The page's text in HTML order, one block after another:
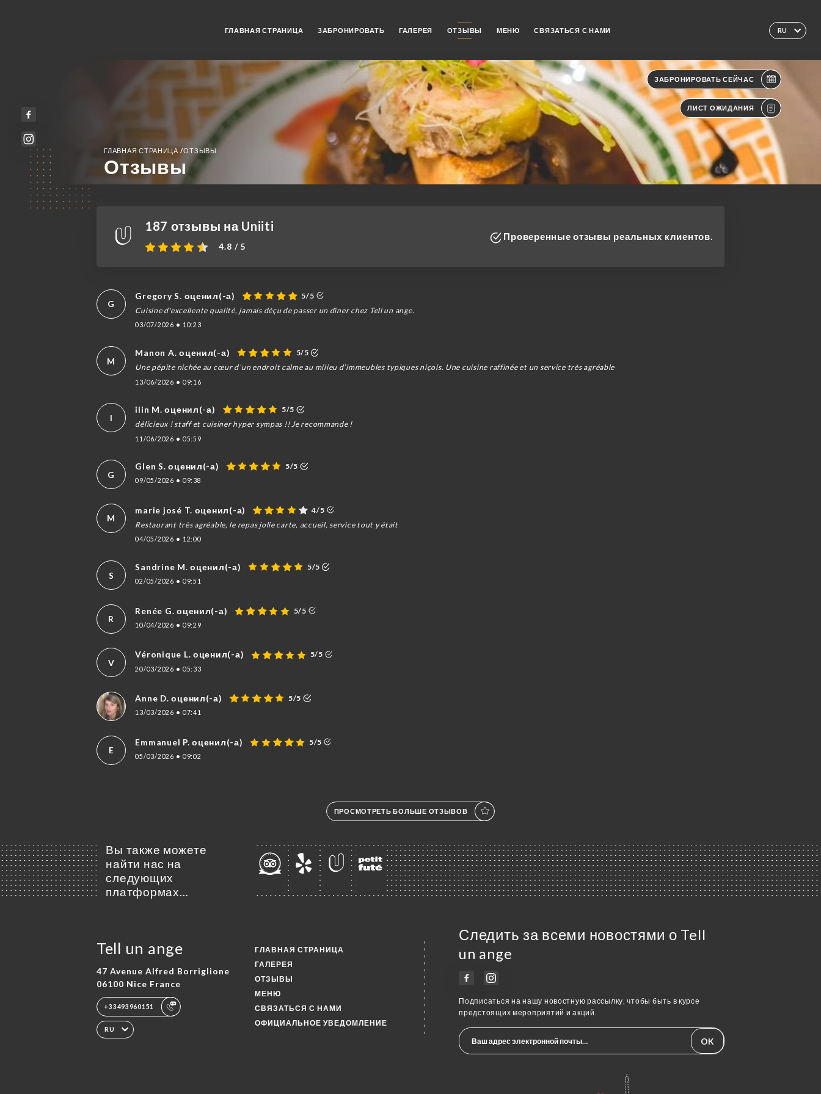
RU
ГЛАВНАЯ СТРАНИЦА ЗАБРОНИРОВАТЬ ГАЛЕРЕЯ ОТЗЫВЫ МЕНЮ СВЯЗАТЬСЯ С НАМИ
ЗАБРОНИРОВАТЬ СЕЙЧАС
ЛИСТ ОЖИДАНИЯ
ГЛАВНАЯ СТРАНИЦА /ОТЗЫВЫ
Отзывы
187 отзывы на Uniiti
4.8 / 5
Проверенные отзывы реальных клиентов.
G
Gregory S. оценил(-а)
5/5
Cuisine d'excellente qualité, jamais déçu de passer un dîner chez Tell un ange.
03/07/2026 • 10:23
M
Manon A. оценил(-а)
5/5
Une pépite nichée au cœur d’un endroit calme au milieu d’immeubles typiques niçois. Une cuisine raffinée et un service très agréable
13/06/2026 • 09:16
I
ilin M. оценил(-а)
5/5
délicieux ! staff et cuisiner hyper sympas !! Je recommande !
11/06/2026 • 05:59
G
Glen S. оценил(-а) 5/5
09/05/2026 • 09:38
M
marie josé T. оценил(-а)
4/5
Restaurant très agréable, le repas jolie carte, accueil, service tout y était
04/05/2026 • 12:00
S
Sandrine M. оценил(-а) 5/5
02/05/2026 • 09:51
R
Renée G. оценил(-а) 5/5
10/04/2026 • 09:29
V
Véronique L. оценил(-а) 5/5
20/03/2026 • 05:33
Anne D. оценил(-а) 5/5
13/03/2026 • 07:41
E
Emmanuel P. оценил(-а) 5/5
05/03/2026 • 09:02
ПРОСМОТРЕТЬ БОЛЬШЕ ОТЗЫВОВ
Вы также можете
найти нас на
следующих
платформах…
Tell un ange
47 Avenue Alfred Borriglione
06100 Nice France
+33493960151
RU
ГЛАВНАЯ СТРАНИЦА
ГАЛЕРЕЯ
ОТЗЫВЫ
МЕНЮ
СВЯЗАТЬСЯ С НАМИ
ОФИЦИАЛЬНОЕ УВЕДОМЛЕНИЕ
Следить за всеми новостями о Tell
un ange
Подписаться на нашу новостную рассылку, чтобы быть в курсе
предстоящих мероприятий и акций.
OK